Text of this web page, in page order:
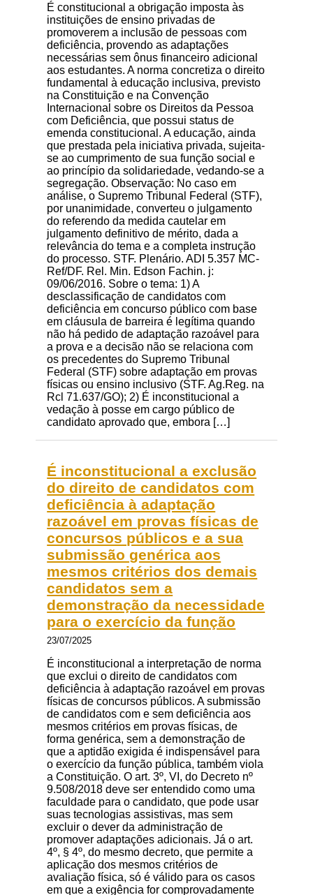
É constitucional a obrigação imposta às
instituições de ensino privadas de
promoverem a inclusão de pessoas com
deficiência, provendo as adaptações
necessárias sem ônus financeiro adicional
aos estudantes. A norma concretiza o direito
fundamental à educação inclusiva, previsto
na Constituição e na Convenção
Internacional sobre os Direitos da Pessoa
com Deficiência, que possui status de
emenda constitucional. A educação, ainda
que prestada pela iniciativa privada, sujeita-
se ao cumprimento de sua função social e
ao princípio da solidariedade, vedando-se a
segregação. Observação: No caso em
análise, o Supremo Tribunal Federal (STF),
por unanimidade, converteu o julgamento
do referendo da medida cautelar em
julgamento definitivo de mérito, dada a
relevância do tema e a completa instrução
do processo. STF. Plenário. ADI 5.357 MC-
Ref/DF. Rel. Min. Edson Fachin. j:
09/06/2016. Sobre o tema: 1) A
desclassificação de candidatos com
deficiência em concurso público com base
em cláusula de barreira é legítima quando
não há pedido de adaptação razoável para
a prova e a decisão não se relaciona com
os precedentes do Supremo Tribunal
Federal (STF) sobre adaptação em provas
físicas ou ensino inclusivo (STF. Ag.Reg. na
Rcl 71.637/GO); 2) É inconstitucional a
vedação à posse em cargo público de
candidato aprovado que, embora […]
É inconstitucional a exclusão
do direito de candidatos com
deficiência à adaptação
razoável em provas físicas de
concursos públicos e a sua
submissão genérica aos
mesmos critérios dos demais
candidatos sem a
demonstração da necessidade
para o exercício da função
23/07/2025
É inconstitucional a interpretação de norma
que exclui o direito de candidatos com
deficiência à adaptação razoável em provas
físicas de concursos públicos. A submissão
de candidatos com e sem deficiência aos
mesmos critérios em provas físicas, de
forma genérica, sem a demonstração de
que a aptidão exigida é indispensável para
o exercício da função pública, também viola
a Constituição. O art. 3º, VI, do Decreto nº
9.508/2018 deve ser entendido como uma
faculdade para o candidato, que pode usar
suas tecnologias assistivas, mas sem
excluir o dever da administração de
promover adaptações adicionais. Já o art.
4º, § 4º, do mesmo decreto, que permite a
aplicação dos mesmos critérios de
avaliação física, só é válido para os casos
em que a exigência for comprovadamente